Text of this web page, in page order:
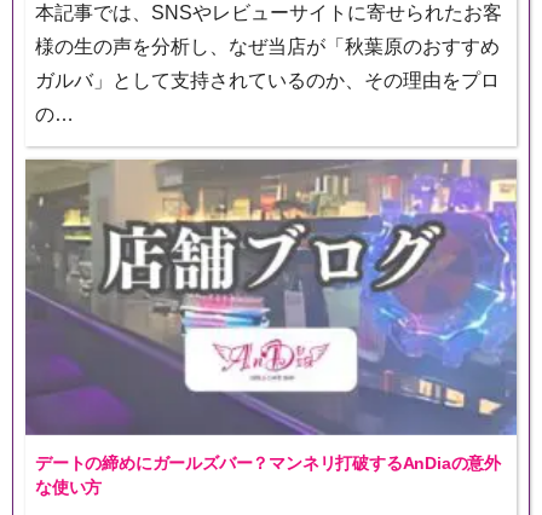
本記事では、SNSやレビューサイトに寄せられたお客
様の生の声を分析し、なぜ当店が「秋葉原のおすすめ
ガルバ」として支持されているのか、その理由をプロ
の…
デートの締めにガールズバー？マンネリ打破するAnDiaの意外
な使い方